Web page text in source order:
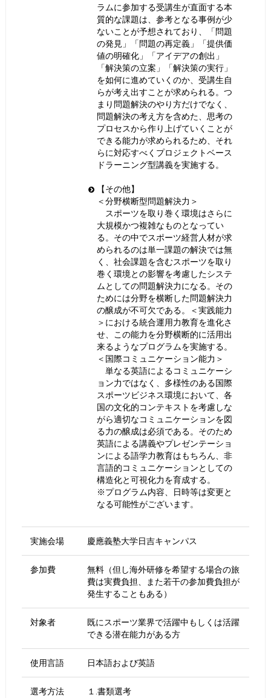
ラムに参加する受講生が直面する本
質的な課題は、参考となる事例が少
ないことが予想されており、「問題
の発見」「問題の再定義」「提供価
値の明確化」「アイデアの創出」
「解決策の立案」「解決策の実行」
を如何に進めていくのか、受講生自
らが考え出すことが求められる。つ
まり問題解決のやり方だけでなく、
問題解決の考え方を含めた、思考の
プロセスから作り上げていくことが
できる能力が求められるため、それ
らに対応すべくプロジェクトベース
ドラーニング型講義を実施する。
【その他】
＜分野横断型問題解決力＞
スポーツを取り巻く環境はさらに
大規模かつ複雑なものとなってい
る。その中でスポーツ経営人材が求
められるのは単一課題の解決では無
く、社会課題を含むスポーツを取り
巻く環境との影響を考慮したシステ
ムとしての問題解決力になる。その
ためには分野を横断した問題解決力
の醸成が不可欠である。＜実践能力
＞における統合運用力教育を進化さ
せ、この能力を分野横断的に活用出
来るようなプログラムを実施する。
＜国際コミュニケーション能力＞
単なる英語によるコミュニケーシ
ョン力ではなく、多様性のある国際
スポーツビジネス環境において、各
国の文化的コンテキストを考慮しな
がら適切なコミュニケーションを図
る力の醸成は必須である。そのため
英語による講義やプレゼンテーショ
ンによる語学力教育はもちろん、非
言語的コミュニケーションとしての
構造化と可視化力を育成する。
※プログラム内容、日時等は変更と
なる可能性がございます。
実施会場 慶應義塾⼤学⽇吉キャンパス
参加費
無料（但し海外研修を希望する場合の旅
費は実費負担、また若干の参加費負担が
発生することもある）
対象者
既にスポーツ業界で活躍中もしくは活躍
できる潜在能力がある方
使用言語 日本語および英語
選考方法
１.書類選考